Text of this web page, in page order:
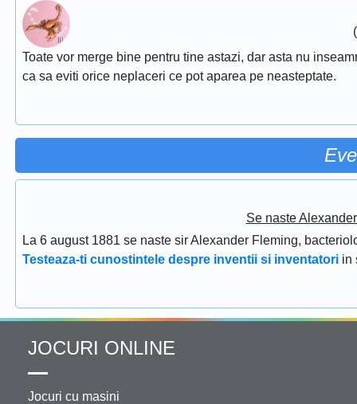
Toate vor merge bine pentru tine astazi, dar asta nu
ca sa eviti orice neplaceri ce pot aparea pe neasteptate.
Se naste
La 6 august 1881 se naste sir Alexander Fleming,
Testeaza-ti cunostintele despre inventii si inventatori in
JOCURI ONLINE
Jocuri cu masini